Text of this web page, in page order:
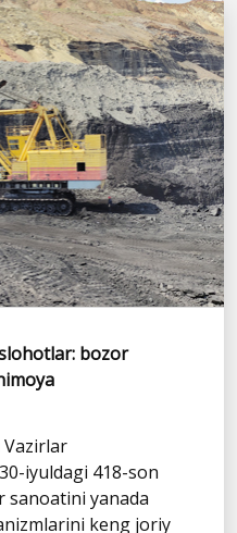
bozor
Vazirlar
iyuldagi 418-son
sanoatini yanada
keng joriy